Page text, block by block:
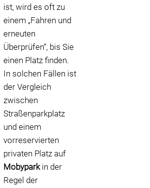
ist, wird es oft zu
einem „Fahren und
erneuten
Überprüfen“, bis Sie
einen Platz finden.
In solchen Fällen ist
der Vergleich
zwischen
Straßenparkplatz
und einem
vorreservierten
privaten Platz auf
Mobyparkin der
Regel der